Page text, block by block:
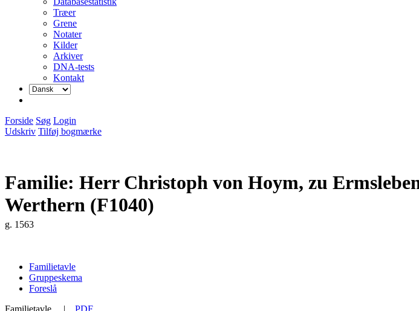
Træer
Grene
Notater
Kilder
Arkiver
DNA-tests
Kontakt
Forside Søg Login
Udskriv Tilføj bogmærke
Familie: Herr Christoph von Hoym, zu
Werthern (F1040)
g. 1563
Familietavle
Gruppeskema
Foreslå